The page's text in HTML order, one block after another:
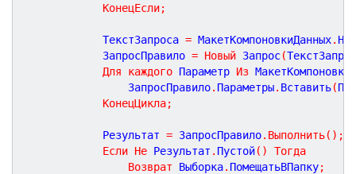
КонецЕсли;
			ТекстЗапроса
= МакетКомпоновкиДанных.
			ЗапросПравило
= Новый Запрос(
Для
каждого Параметр Из
				ЗапросПравило
. Параметры. Вставить(
КонецЦикла;
			Результат
= ЗапросПравило. Выполнить( ) ;
Если Не Результат . Пустой( )
Тогда
Возврат Выборка. ПомещатьВПапку;